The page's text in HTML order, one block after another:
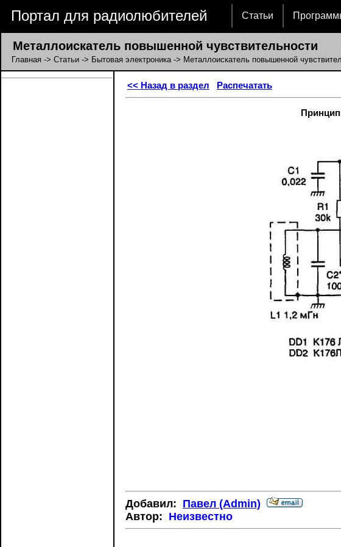
Портал для радиолюбителей Статьи
Металлоискатель повышенной чувствительности
Главная -> Статьи -> Бытовая электроника-> Металлоискатель повышенной
<< Назад в раздел Распечатать
Добавил: Павел (Admin)
Автор: Неизвестно